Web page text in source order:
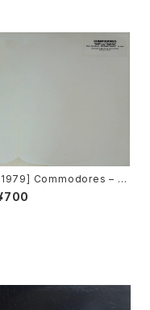
Commodores – St
/ Sail On [Motown][PR